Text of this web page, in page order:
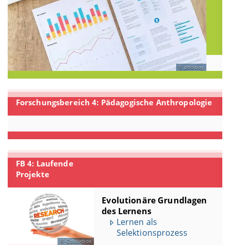
pixabay
Forschungsbereich 4: Pädagogische Anthropologie
FB 4: Laufende
Projekte
Colourbox
Evolutionäre Grundlagen
des Lernens
Lernen als
Selektionsprozess